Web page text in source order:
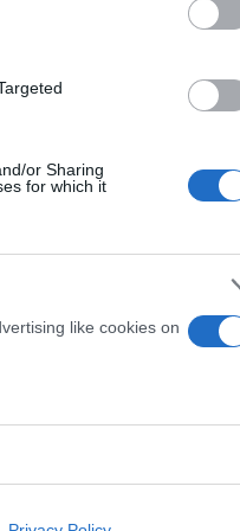
or Sharing
for which it
like cookies on
υποδεέστερο Nations
στην οποία
η ελληνική ομάδα
σε κάποια
άψογα τον Σιμόν,